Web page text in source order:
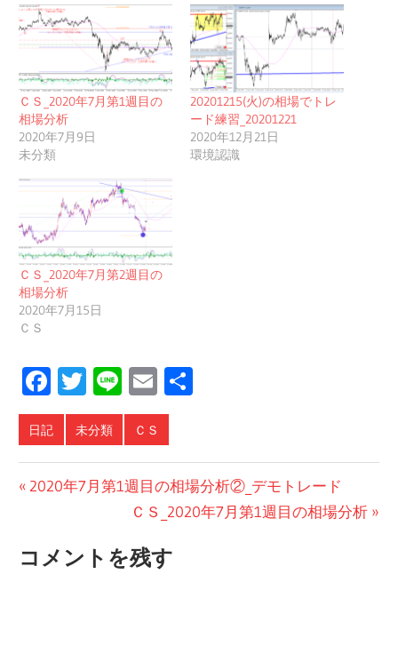
ＣＳ_2020年7月第1週目の
相場分析
2020年7月9日
未分類
20201215(火)の相場でトレ
ード練習_20201221
2020年12月21日
環境認識
ＣＳ_2020年7月第2週目の
相場分析
2020年7月15日
ＣＳ
Facebook
Twitter
LineEmail
日記 未分類 ＣＳ
投
ナ
前
稿:
2020年7月第1週目の相場分析②_デモトレード
次
投
ＣＳ_2020年7月第1週目の相場分析
コメントを残す